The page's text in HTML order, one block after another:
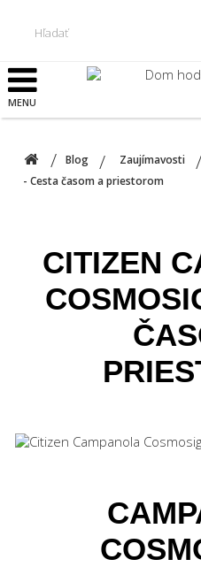
MENU
Blog Zaujímavosti
- Cesta časom a priestorom
CITIZEN